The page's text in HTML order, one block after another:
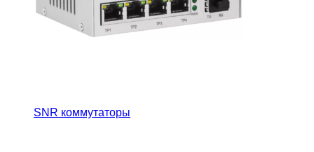
SNR коммутаторы